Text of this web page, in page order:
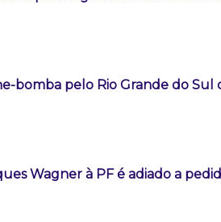
bomba pelo Rio Grande do
Wagner à PF é adiado a